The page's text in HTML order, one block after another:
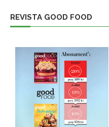
REVISTA GOOD FOOD